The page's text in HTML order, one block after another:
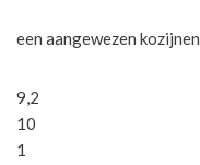
een aangewezen
9,2
10
1